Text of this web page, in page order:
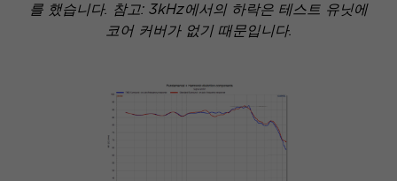
를 했습니다. 참고: 3kHz에서의 하락은 테스트 유닛에
코어 커버가 없기 때문입니다.